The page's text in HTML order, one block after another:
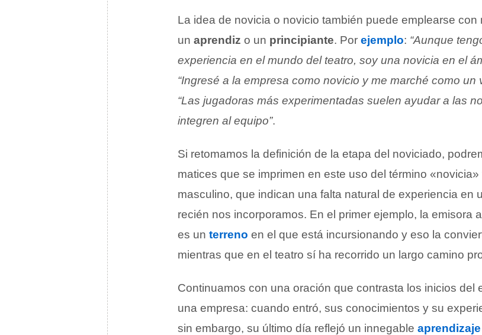
La idea de novicia o novicio también puede emplearse con
un aprendiz o un principiante. Por ejemplo: “Aunque
experiencia en el mundo del teatro, soy una novicia en el
“Ingresé a la empresa como novicio y me marché como un
“Las jugadoras más experimentadas suelen ayudar a las
integren al equipo”.
Si retomamos la definición de la etapa del noviciado,
matices que se imprimen en este uso del término
masculino, que indican una falta natural de experiencia en
recién nos incorporamos. En el primer ejemplo, la emisora
es un terreno en el que está incursionando y eso la
mientras que en el teatro sí ha recorrido un largo camino
Continuamos con una oración que contrasta los inicios del
una empresa: cuando entró, sus conocimientos y su
sin embargo, su último día reflejó un innegable aprendizaje